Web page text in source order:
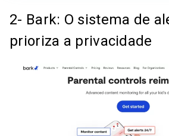
2- Bark: O sistema de
prioriza a privacidade